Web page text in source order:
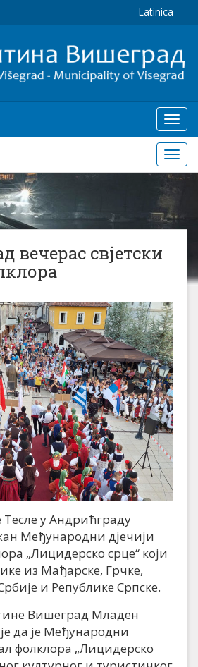
Latinica
мени
вечерас свјетски
у Андрићграду
Међународни дјечији
„Лицидерско срце“ који
из Мађарске, Грчке,
и Републике Српске.
Вишеград Младен
да је Међународни
фолклора „Лицидерско